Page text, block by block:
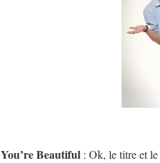
You’re Beautiful : Ok, le titre et le